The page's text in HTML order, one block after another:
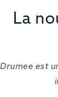
La
Drumee est